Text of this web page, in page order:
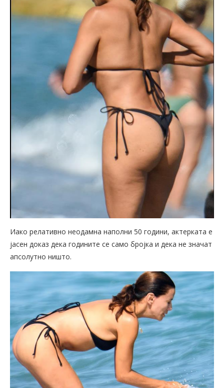
Иако релативно неодамна наполни 50 години, актерката е
јасен доказ дека годините се само бројка и дека не значат
апсолутно ништо.